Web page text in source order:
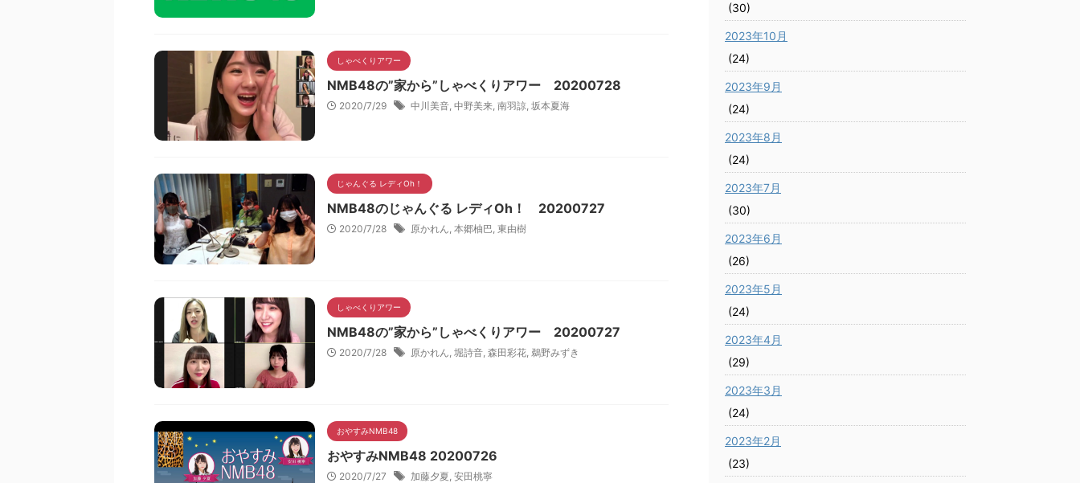
しゃべくりアワー
NMB48の”家から”しゃべくりアワー 20200728
2020/7/29 中川美音 中野美来 南羽諒 坂本夏海
じゃんぐる レディOh！
NMB48のじゃんぐる レディOh！ 20200727
2020/7/28 原かれん, 本郷柚巴, 東由樹
しゃべくりアワー
NMB48の”家から”しゃべくりアワー 20200727
2020/7/28 原かれん, 堀詩音, 森田彩花, 鵜野みずき
おやすみNMB48
おやすみNMB48 20200726
2020/7/27 加藤夕夏 安田桃寧
(30)
2023年10月
(24)
2023年9月
(24)
2023年8月
(24)
2023年7月
(30)
2023年6月
(26)
2023年5月
(24)
2023年4月
(29)
2023年3月
(24)
2023年2月
(23)